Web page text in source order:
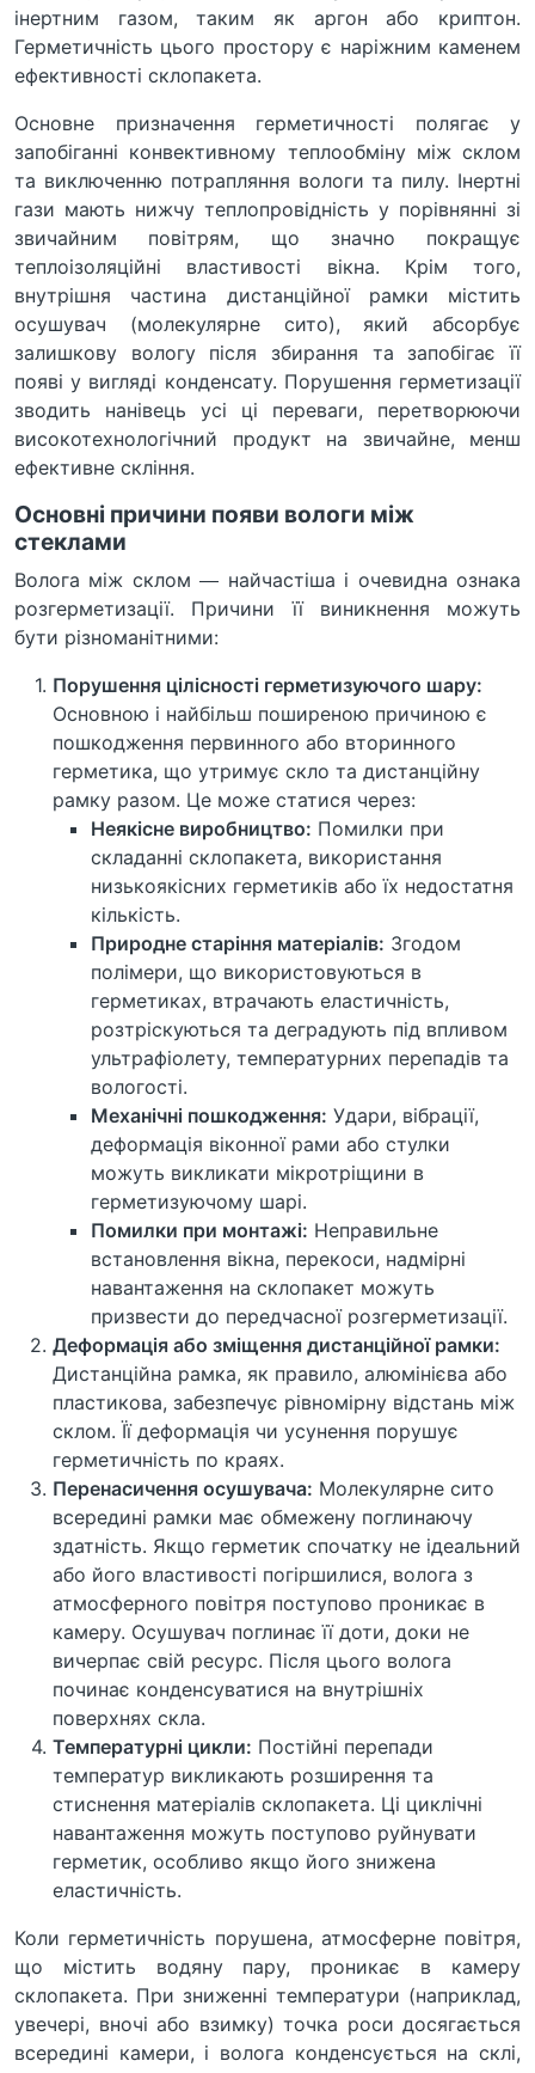
інертним газом, таким як аргон або криптон.
Герметичність цього простору є наріжним каменем
ефективності склопакета.
Основне призначення герметичності полягає у
запобіганні конвективному теплообміну між склом
та виключенню потрапляння вологи та пилу. Інертні
гази мають нижчу теплопровідність у порівнянні зі
звичайним повітрям, що значно покращує
теплоізоляційні властивості вікна. Крім того,
внутрішня частина дистанційної рамки містить
осушувач (молекулярне сито), який абсорбує
залишкову вологу після збирання та запобігає її
появі у вигляді конденсату. Порушення герметизації
зводить нанівець усі ці переваги, перетворюючи
високотехнологічний продукт на звичайне, менш
ефективне скління.
Основні причини появи вологи між
стеклами
Волога між склом — найчастіша і очевидна ознака
розгерметизації. Причини її виникнення можуть
бути різноманітними:
Порушення цілісності герметизуючого шару:
Основною і найбільш поширеною причиною є
пошкодження первинного або вторинного
герметика, що утримує скло та дистанційну
рамку разом. Це може статися через:
Неякісне виробництво: Помилки при
складанні склопакета, використання
низькоякісних герметиків або їх недостатня
кількість.
Природне старіння матеріалів: Згодом
полімери, що використовуються в
герметиках, втрачають еластичність,
розтріскуються та деградують під впливом
ультрафіолету, температурних перепадів та
вологості.
Механічні пошкодження: Удари, вібрації,
деформація віконної рами або стулки
можуть викликати мікротріщини в
герметизуючому шарі.
Помилки при монтажі: Неправильне
встановлення вікна, перекоси, надмірні
навантаження на склопакет можуть
призвести до передчасної розгерметизації.
Деформація або зміщення дистанційної рамки:
Дистанційна рамка, як правило, алюмінієва або
пластикова, забезпечує рівномірну відстань між
склом. Її деформація чи усунення порушує
герметичність по краях.
Перенасичення осушувача: Молекулярне сито
всередині рамки має обмежену поглинаючу
здатність. Якщо герметик спочатку не ідеальний
або його властивості погіршилися, волога з
атмосферного повітря поступово проникає в
камеру. Осушувач поглинає її доти, доки не
вичерпає свій ресурс. Після цього волога
починає конденсуватися на внутрішніх
поверхнях скла.
Температурні цикли: Постійні перепади
температур викликають розширення та
стиснення матеріалів склопакета. Ці циклічні
навантаження можуть поступово руйнувати
герметик, особливо якщо його знижена
еластичність.
Коли герметичність порушена, атмосферне повітря,
що містить водяну пару, проникає в камеру
склопакета. При зниженні температури (наприклад,
увечері, вночі або взимку) точка роси досягається
всередині камери, і волога конденсується на склі,